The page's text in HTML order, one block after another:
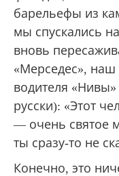
барельефы из
мы спускались
вновь
«Мерседес», наш
водителя
русски): «Этот
— очень святое
ты сразу-то не
Конечно, это